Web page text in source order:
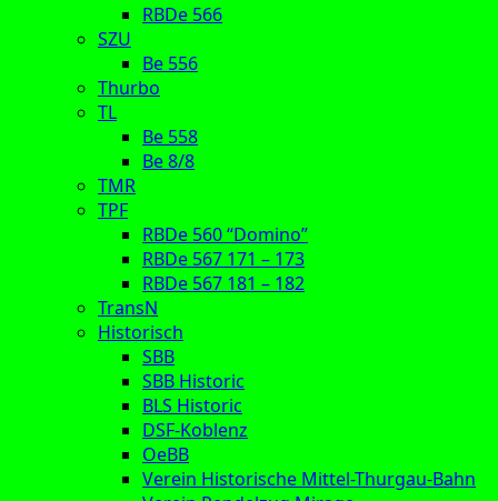
RBDe 566
SZU
Be 556
Thurbo
TL
Be 558
Be 8/8
TMR
TPF
RBDe 560 “Domino”
RBDe 567 171 – 173
RBDe 567 181 – 182
TransN
Historisch
SBB
SBB Historic
BLS Historic
DSF-Koblenz
OeBB
Verein Historische Mittel-Thurgau-Bahn